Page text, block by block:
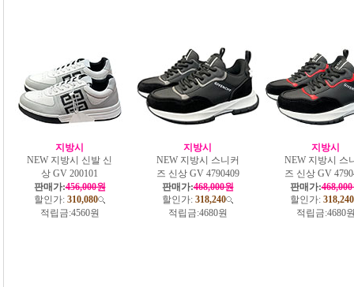
지방시
NEW 지방시 신발 신
상 GV 200101
판매가:456,000원
할인가: 310,080
적립금:4560원
지방시
NEW 지방시 스니커
즈 신상 GV 4790409
판매가:468,000원
할인가: 318,240
적립금:4680원
지방시
NEW 지방시 스
즈 신상 GV
판매가:
할인가: 318,240
적립금:4680